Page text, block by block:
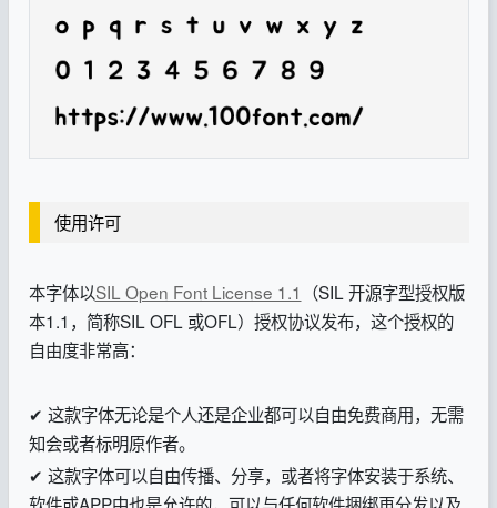
使用许可
本字体以SIL Open Font License 1.1 （SIL 开源字型授权版
本1.1，简称SIL OFL 或OFL）授权协议发布，这个授权的
自由度非常高：
✔ 这款字体无论是个人还是企业都可以自由免费商用，无需
知会或者标明原作者。
✔ 这款字体可以自由传播、分享，或者将字体安装于系统、
软件或APP中也是允许的，可以与任何软件捆绑再分发以及